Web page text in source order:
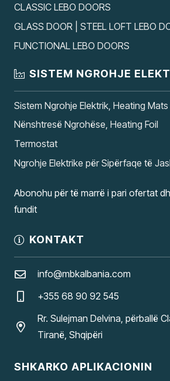
CLASSIC LEBO DOORS
GLASS DOOR | STEEL LOFT LEBO
FUNCTIONAL LEBO DOORS
SISTEM NGROHJE
Sistem Ngrohje Elektrik, Heating Mats
Nënshtresë Ngrohëse, Heating Foil
Termostat
Ngrohje Elektrike për Sipërfaqe të
Abonohu për të marrë i pari ofertat
fundit
KONTAKT
info@mbkalbania.com
+355 68 90 92 545
Rr. Sulejman Delvina, përballë
Tiranë, Shqipëri
SHKARKO APLIKACIONIN